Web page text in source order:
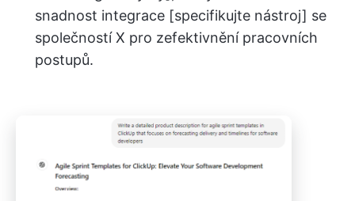
snadnost integrace [specifikujte nástroj] se
společností X pro zefektivnění pracovních
postupů.